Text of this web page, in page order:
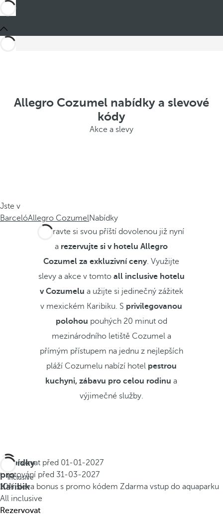
Allegro Cozumel nabídky a slevové
kódy
Akce a slevy
Jste v
BarcelóAllegro CozumelNabídky
Připravte si svou příští dovolenou již nyní
a rezervujte si v hotelu Allegro
Cozumel za exkluzivní ceny. Využijte
slevy a akce v tomto all inclusive hotelu
v Cozumelu a užijte si jedinečný zážitek
v mexickém Karibiku. S privilegovanou
polohou pouhých 20 minut od
mezinárodního letiště Cozumel a
přímým přístupem na jednu z nejlepších
pláží Cozumelu nabízí hotel pestrou
kuchyni, zábavu pro celou rodinua
výjimečné služby.
Nabídky
pro
Karibik
inclusive
Rezervovat před 01-01-2027
Cestování před 31-03-2027
10% sleva bonus s promo kódem Zdarma vstup do aquaparku
All inclusive
Rezervovat